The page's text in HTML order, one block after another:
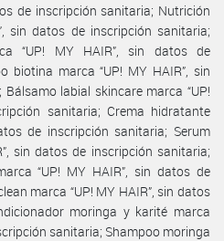
de inscripción sanitaria; Nutrición
sin datos de inscripción sanitaria;
“UP! MY HAIR”, sin datos de
biotina marca “UP! MY HAIR”, sin
labial skincare marca “UP!
sanitaria; Crema hidratante
de inscripción sanitaria; Serum
sin datos de inscripción sanitaria;
“UP! MY HAIR”, sin datos de
marca “UP! MY HAIR”, sin datos
moringa y karité marca
sanitaria; Shampoo moringa